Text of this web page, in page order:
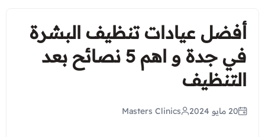
مكة المكرمة - العوالي
مكة المكرمة - الخالدية
جدة - الشاطئ
أبحر - جده
أطبائنا
عرض الكل
مكة المكرمة - العوالي
الاقسام
عرض الكل
الجلدية و التجميل
أفضل عيادات تنظيف البشرة
في جدة و اهم 5 نصائح بعد
التنظيف
20 مايو 2024 Masters Clinics